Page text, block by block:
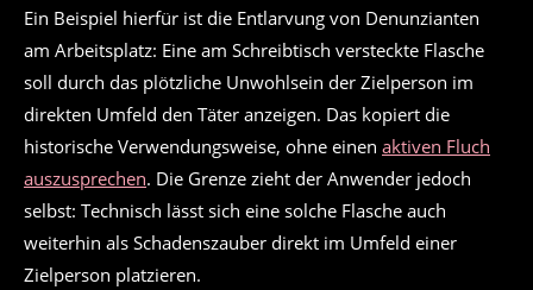
Ein Beispiel hierfür ist die Entlarvung von Denunzianten
am Arbeitsplatz: Eine am Schreibtisch versteckte Flasche
soll durch das plötzliche Unwohlsein der Zielperson im
direkten Umfeld den Täter anzeigen. Das kopiert die
historische Verwendungsweise, ohne einen aktiven Fluch
auszusprechen. Die Grenze zieht der Anwender jedoch
selbst: Technisch lässt sich eine solche Flasche auch
weiterhin als Schadenszauber direkt im Umfeld einer
Zielperson platzieren.